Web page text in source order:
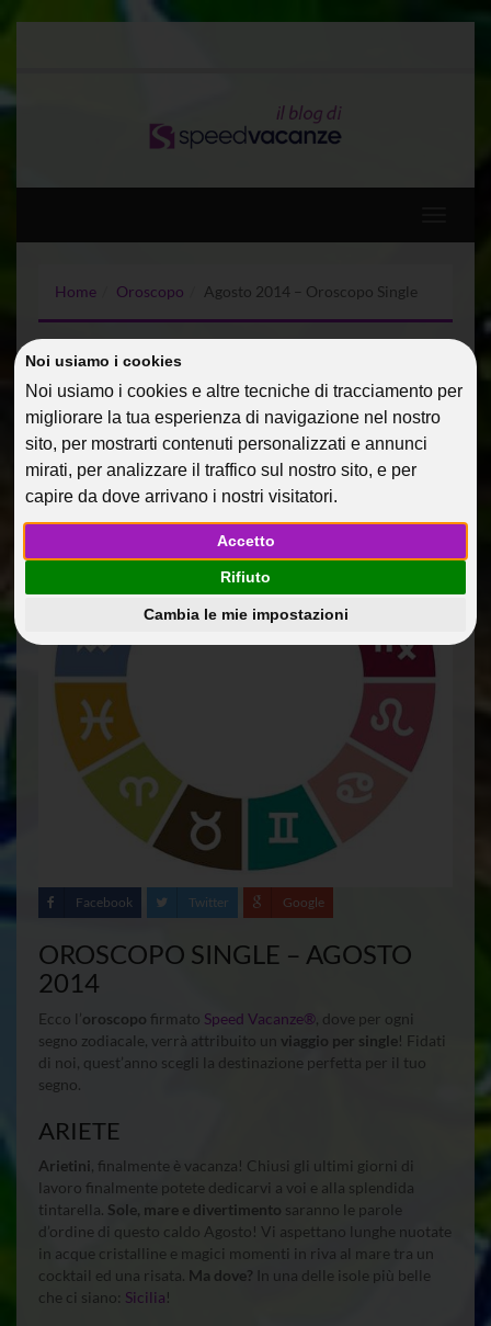
Noi usiamo i cookies
Noi usiamo i cookies e altre tecniche di tracciamento per
migliorare la tua esperienza di navigazione nel nostro
sito, per mostrarti contenuti personalizzati e annunci
mirati, per analizzare il traffico sul nostro sito, e per
capire da dove arrivano i nostri visitatori.
Accetto
Rifiuto
Cambia le mie impostazioni
Home Oroscopo Agosto 2014 – Oroscopo Single
AGOSTO 2014 –
OROSCOPO SINGLE
01 Ago 2014 Oroscopo PialauraM
Facebook Twitter Google
OROSCOPO SINGLE – AGOSTO
2014
Ecco l’oroscopo firmato Speed Vacanze® , dove per ogni
segno zodiacale, verrà attribuito un viaggio per single! Fidati
di noi, quest’anno scegli la destinazione perfetta per il tuo
segno.
ARIETE
Arietini, finalmente è vacanza! Chiusi gli ultimi giorni di
lavoro finalmente potete dedicarvi a voi e alla splendida
tintarella. Sole, mare e divertimento saranno le parole
d’ordine di questo caldo Agosto! Vi aspettano lunghe nuotate
in acque cristalline e magici momenti in riva al mare tra un
cocktail ed una risata. Ma dove? In una delle isole più belle
che ci siano: Sicilia!